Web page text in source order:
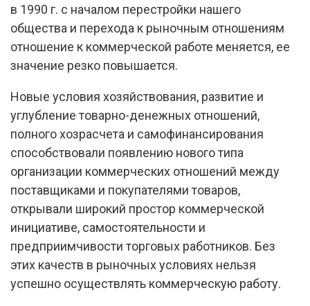
в 1990 г. с началом перестройки нашего
общества и перехода к рыночным отношениям
отношение к коммерческой работе меняется, ее
значение резко повышается.
Новые условия хозяйствования, развитие и
углубление товарно-денежных отношений,
полного хозрасчета и самофинансирования
способствовали появлению нового типа
организации коммерческих отношений между
поставщиками и покупателями товаров,
открывали широкий простор коммерческой
инициативе, самостоятельности и
предприимчивости торговых работников. Без
этих качеств в рыночных условиях нельзя
успешно осуществлять коммерческую работу.